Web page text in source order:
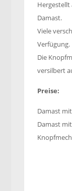
Damast.
Viele
Verfügung.
Die
versilbert
Preise:
Damast
Damast